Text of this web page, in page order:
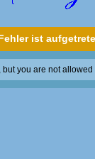
ist
but you are not